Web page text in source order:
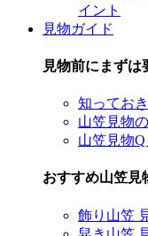
イント
見物ガイド
見物前にまずは
知ってお
山笠見物
山笠見物Q
おすすめ山笠見
飾り山笠